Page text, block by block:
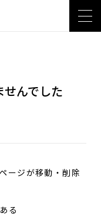
せんでした
ージが移動・削除
る